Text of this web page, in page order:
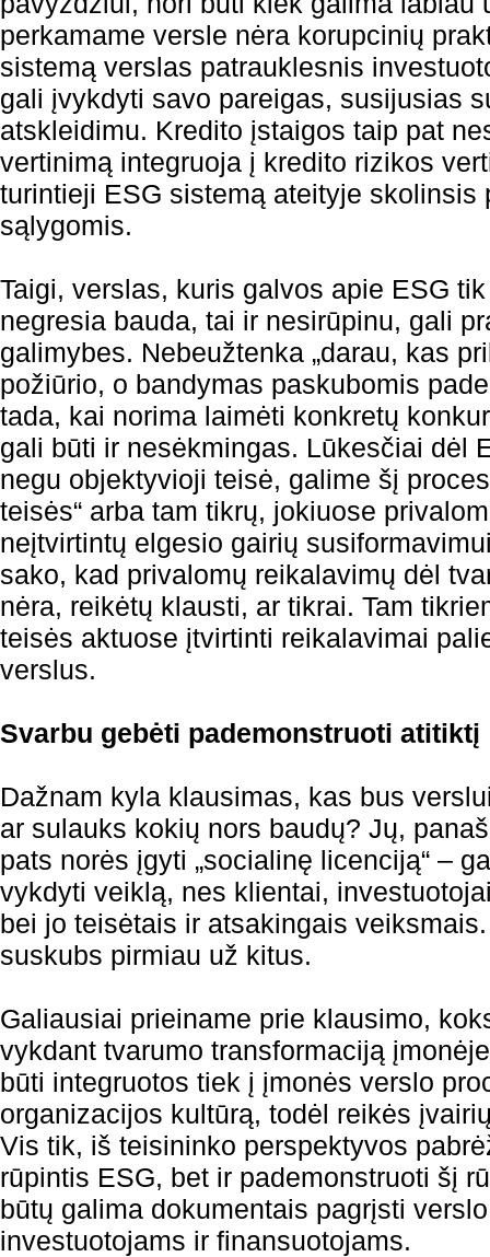
perkamame versle nėra korupcinių
sistemą verslas patrauklesnis
gali įvykdyti savo pareigas, susijusias
atskleidimu. Kredito įstaigos taip pat
vertinimą integruoja į kredito rizikos
turintieji ESG sistemą ateityje skolinsis
sąlygomis.
Taigi, verslas, kuris galvos apie ESG
negresia bauda, tai ir nesirūpinu, gali
galimybes. Nebeužtenka „darau, kas
požiūrio, o bandymas paskubomis
tada, kai norima laimėti konkretų
gali būti ir nesėkmingas. Lūkesčiai dėl
negu objektyvioji teisė, galime šį
teisės“ arba tam tikrų, jokiuose
neįtvirtintų elgesio gairių
sako, kad privalomų reikalavimų dėl
nėra, reikėtų klausti, ar tikrai. Tam
teisės aktuose įtvirtinti reikalavimai
verslus.
Svarbu gebėti pademonstruoti atitiktį
Dažnam kyla klausimas, kas bus
ar sulauks kokių nors baudų? Jų,
pats norės įgyti „socialinę licenciją“ –
vykdyti veiklą, nes klientai,
bei jo teisėtais ir atsakingais
suskubs pirmiau už kitus.
Galiausiai prieiname prie klausimo,
vykdant tvarumo transformaciją
būti integruotos tiek į įmonės verslo
organizacijos kultūrą, todėl reikės
Vis tik, iš teisininko perspektyvos
rūpintis ESG, bet ir pademonstruoti šį
būtų galima dokumentais pagrįsti
investuotojams ir finansuotojams.